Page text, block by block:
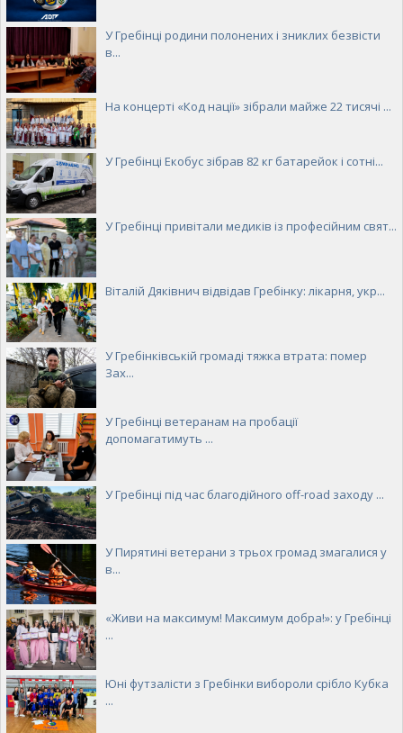
У Гребінці родини полонених і зниклих безвісти
в...
На концерті «Код нації» зібрали майже 22 тисячі ...
У Гребінці Екобус зібрав 82 кг батарейок і сотні...
У Гребінці привітали медиків із професійним свят...
Віталій Дяківнич відвідав Гребінку: лікарня, укр...
У Гребінківській громаді тяжка втрата: помер
Зах...
У Гребінці ветеранам на пробації
допомагатимуть ...
У Гребінці під час благодійного off-road заходу ...
У Пирятині ветерани з трьох громад змагалися у
в...
«Живи на максимум! Максимум добра!»: у Гребінці
...
Юні футзалісти з Гребінки вибороли срібло Кубка
...